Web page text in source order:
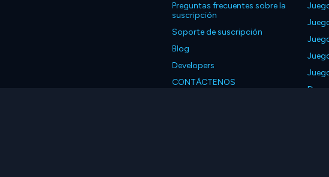
Preguntas frecuentes sobre la
suscripción
Soporte de suscripción
Blog
Developers
CONTÁCTENOS